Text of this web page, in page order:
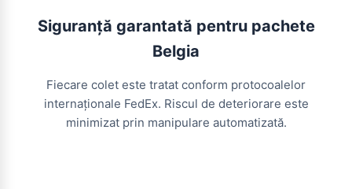
Siguranță garantată pentru pachete
Belgia
Fiecare colet este tratat conform protocoalelor
internaționale FedEx. Riscul de deteriorare este
minimizat prin manipulare automatizată.